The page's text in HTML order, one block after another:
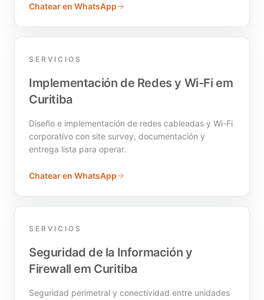
Chatear en WhatsApp
SERVICIOS
Implementación de Redes y Wi-Fi em
Curitiba
Diseño e implementación de redes cableadas y Wi-Fi
corporativo con site survey, documentación y
entrega lista para operar.
Chatear en WhatsApp
SERVICIOS
Seguridad de la Información y
Firewall em Curitiba
Seguridad perimetral y conectividad entre unidades